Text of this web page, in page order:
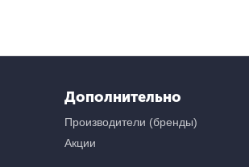
Дополнительно
Производители (бренды)
Акции